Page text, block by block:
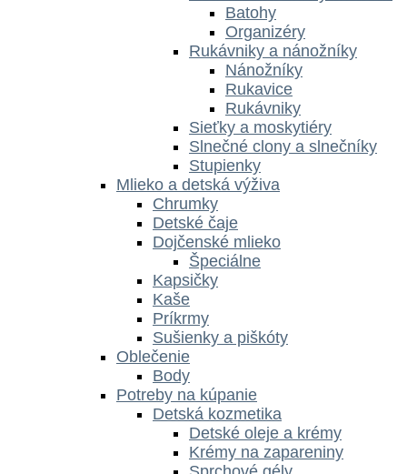
Batohy
Organizéry
Rukávniky a nánožníky
Nánožníky
Rukavice
Rukávniky
Sieťky a moskytiéry
Slnečné clony a slnečníky
Stupienky
Mlieko a detská výživa
Chrumky
Detské čaje
Dojčenské mlieko
Špeciálne
Kapsičky
Kaše
Príkrmy
Sušienky a piškóty
Oblečenie
Body
Potreby na kúpanie
Detská kozmetika
Detské oleje a krémy
Krémy na zapareniny